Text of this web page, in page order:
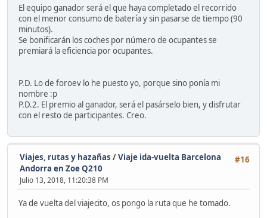
El equipo ganador será el que haya completado el recorrido
con el menor consumo de batería y sin pasarse de tiempo (90
minutos).
Se bonificarán los coches por número de ocupantes se
premiará la eficiencia por ocupantes.
P.D. Lo de foroev lo he puesto yo, porque sino ponía mi
nombre :p
P.D.2. El premio al ganador, será el pasárselo bien, y disfrutar
con el resto de participantes. Creo.
#16
Viajes, rutas y hazañas /Viaje ida-vuelta Barcelona
Andorra en Zoe Q210
Julio 13, 2018, 11:20:38 PM
Ya de vuelta del viajecito, os pongo la ruta que he tomado.